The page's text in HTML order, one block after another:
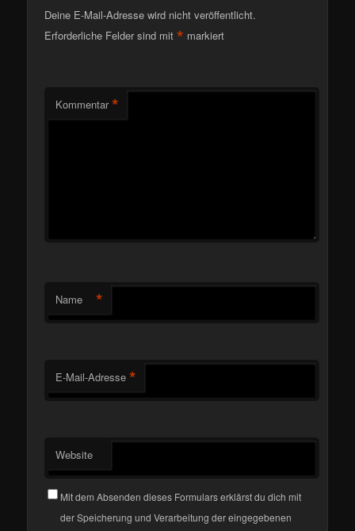
Deine E-Mail-Adresse wird nicht veröffentlicht.
Erforderliche Felder sind mit* markiert
Kommentar *
Name *
E-Mail-Adresse *
Website
Mit dem Absenden dieses Formulars erklärst du dich mit
der Speicherung und Verarbeitung der eingegebenen